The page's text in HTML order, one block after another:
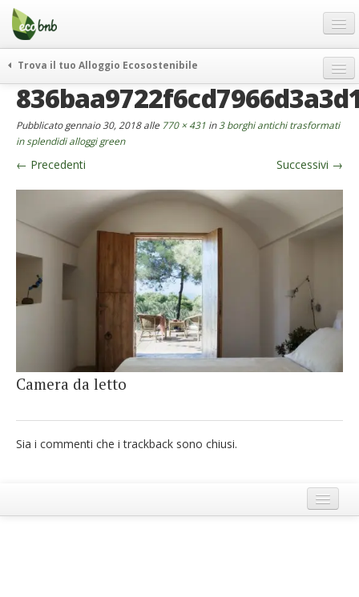
Menu
Salta
contenuto
Offerte Speciali
Regali
FAQ
Chi Siamo
Contatti
Italiano
German
French
Trova il tuo Alloggio Ecosostenibile
weekend green
curiosità
vivere e viaggiare verde
news ed eventi
rassegna stampa
Pubblicatogennaio 30, 2018alle 770 × 431 in 3 borghi antichi trasformati
in splendidi alloggi green
← Precedenti Successivi →
Camera da letto
Sia i commenti che i trackback sono chiusi.